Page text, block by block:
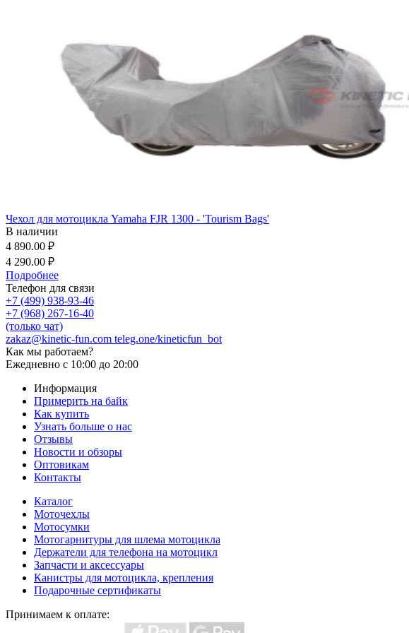
Чехол для мотоцикла Yamaha FJR 1300 - 'Tourism Bags'
В наличии
4 890.00 ₽
4 290.00 ₽
Подробнее
Телефон для связи
+7 (499) 938-93-46
+7 (968) 267-16-40
(только чат)
zakaz@kinetic-fun.com teleg.one/kineticfun_bot
Как мы работаем?
Ежедневно с 10:00 до 20:00
Информация
Примерить на байк
Как купить
Узнать больше о нас
Отзывы
Новости и обзоры
Оптовикам
Контакты
Каталог
Моточехлы
Мотосумки
Мотогарнитуры для шлема мотоцикла
Держатели для телефона на мотоцикл
Запчасти и аксессуары
Канистры для мотоцикла, крепления
Подарочные сертификаты
Принимаем к оплате: